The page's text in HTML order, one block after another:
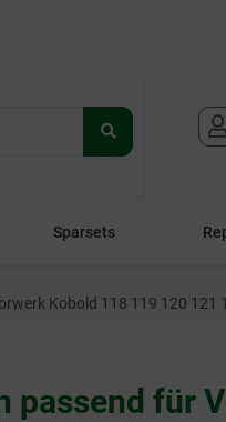
starten
Sparsets
Kobold 118 119 120 121
passend für